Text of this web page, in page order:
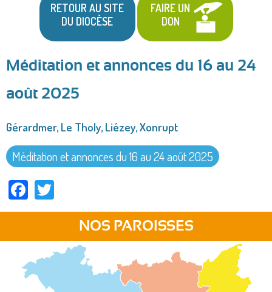
RETOUR AU SITE
DU DIOCÈSE
FAIRE UN
DON
êtes
ici
Méditation et annonces du 16 au 24
août 2025
Gérardmer, Le Tholy, Liézey, Xonrupt
Méditation et annonces du 16 au 24 août 2025
Facebook
NOS PAROISSES